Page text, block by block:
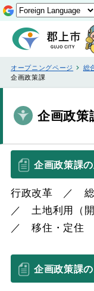
オープニングページ 総
企画政策課
企画政策
企画政策課
行政改革 ／
／ 土地利用（
／ 移住・定住
企画政策課